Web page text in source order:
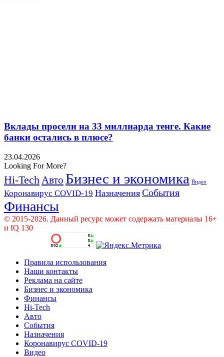
Вклады просели на 33 миллиарда тенге. Какие
банки остались в плюсе?
23.04.2026
Looking For More?
Hi-Tech Авто Бизнес и экономика Видео
Коронавирус COVID-19 Назначения События
Финансы
© 2015-2026. Данный ресурс может содержать материалы 16+
и IQ 130
Правила использования
Наши контакты
Реклама на сайте
Бизнес и экономика
Финансы
Hi-Tech
Авто
События
Назначения
Коронавирус COVID-19
Видео